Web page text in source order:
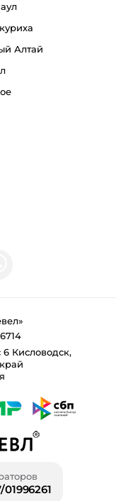
Алтай
6 Кисловодск,
01996261